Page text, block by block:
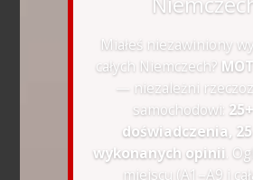
Miałeś niezawiniony
całych Niemczech?
— niezależni
samochodowi:
doświadczenia,
wykonanych opinii .
miejscu (A1–A9 i